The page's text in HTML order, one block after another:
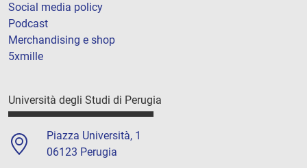
Social media policy
Podcast
Merchandising e shop
5xmille
Università degli Studi di Perugia
Piazza Università, 1
06123 Perugia